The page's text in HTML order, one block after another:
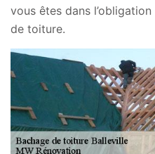
vous êtes dans
de toiture.